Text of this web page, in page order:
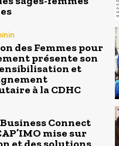
des Femmes pour
présente son
et
à la CDHC
Connect
mise sur